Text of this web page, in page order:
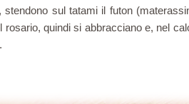
sul tatami il futon
rosario, quindi si abbracciano e, nel
大切